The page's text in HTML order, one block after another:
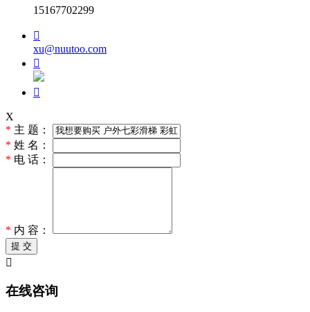
15167702299

xu@nuutoo.com


X
* 主 题：
* 姓 名：
* 电 话：
* 内 容：
提 交

在线咨询